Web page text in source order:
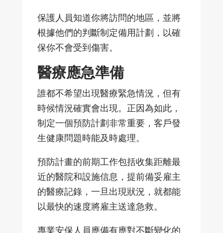
保護人員知道你將訪問的地區，並將
根據他們的判斷制定備用計劃，以確
保你不會受到傷害。
醫療應急準備
誰都不希望出現醫療緊急情況，但有
時候情況確實會出現。正因為如此，
制定一個預防計劃非常重要，客戶發
生健康問題時能及時處理。
預防計畫的前期工作包括收集距離最
近的醫院和設施信息，提前備妥雇主
的醫療記錄，一旦出現狀況，就都能
以最快的速度將雇主送達急救。
專業安保人員應備有應對不斷變化的